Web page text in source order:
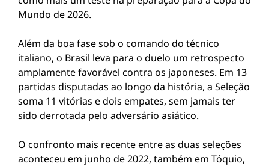
Mundo de 2026.
Além da boa fase sob o comando do técnico
italiano, o Brasil leva para o duelo um retrospecto
amplamente favorável contra os japoneses. Em 13
partidas disputadas ao longo da história, a Seleção
soma 11 vitórias e dois empates, sem jamais ter
sido derrotada pelo adversário asiático.
O confronto mais recente entre as duas seleções
aconteceu em junho de 2022, também em Tóquio,